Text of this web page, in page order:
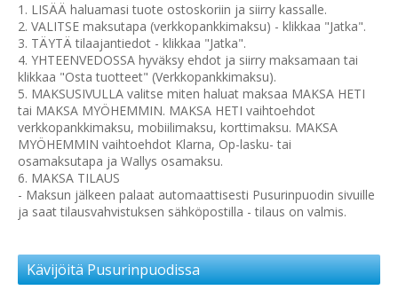
1. LISÄÄ haluamasi tuote ostoskoriin ja siirry kassalle.
2. VALITSE maksutapa (verkkopankkimaksu) - klikkaa "Jatka".
3. TÄYTÄ tilaajantiedot - klikkaa "Jatka".
4. YHTEENVEDOSSA hyväksy ehdot ja siirry maksamaan tai
klikkaa "Osta tuotteet" (Verkkopankkimaksu).
5. MAKSUSIVULLA valitse miten haluat maksaa MAKSA HETI
tai MAKSA MYÖHEMMIN. MAKSA HETI vaihtoehdot
verkkopankkimaksu, mobiilimaksu, korttimaksu. MAKSA
MYÖHEMMIN vaihtoehdot Klarna, Op-lasku- tai
osamaksutapa ja Wallys osamaksu.
6. MAKSA TILAUS
- Maksun jälkeen palaat automaattisesti Pusurinpuodin sivuille
ja saat tilausvahvistuksen sähköpostilla - tilaus on valmis.
Kävijöitä Pusurinpuodissa